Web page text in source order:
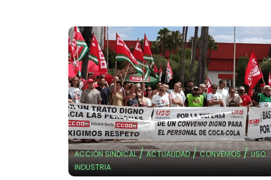
ACCIÓN SINDICAL/ACTUALIDAD/CONVENIOS/USO
INDUSTRIA